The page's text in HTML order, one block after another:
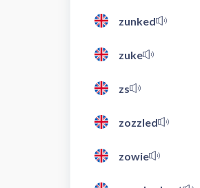
zunked
zuke
zs
zozzled
zowie